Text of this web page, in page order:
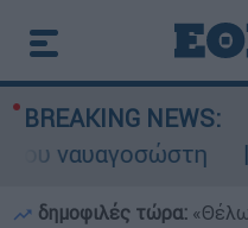
BREAKING NEWS:
ναυαγοσώστη
δημοφιλές τώρα: